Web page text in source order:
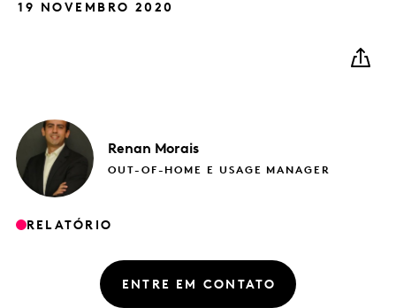
19 NOVEMBRO 2020
Renan Morais
OUT-OF-HOME E USAGE MANAGER
RELATÓRIO
ENTRE EM CONTATO